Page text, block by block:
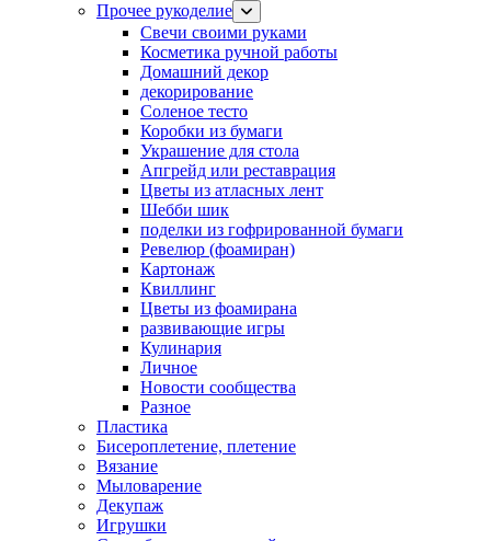
Прочее рукоделие
Свечи своими руками
Косметика ручной работы
Домашний декор
декорирование
Соленое тесто
Коробки из бумаги
Украшение для стола
Апгрейд или реставрация
Цветы из атласных лент
Шебби шик
поделки из гофрированной бумаги
Ревелюр (фоамиран)
Картонаж
Квиллинг
Цветы из фоамирана
развивающие игры
Кулинария
Личное
Новости сообщества
Разное
Пластика
Бисероплетение, плетение
Вязание
Мыловарение
Декупаж
Игрушки